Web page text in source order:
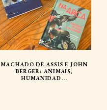
MACHADO DE ASSIS E JOHN
BERGER: ANIMAIS,
HUMANIDAD...